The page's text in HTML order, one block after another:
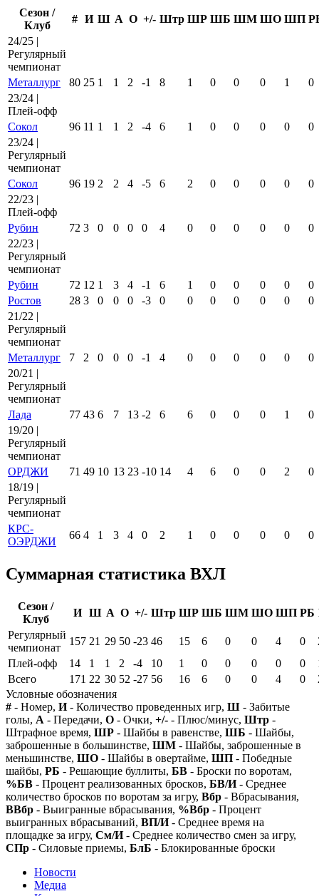
Сезон /
Клуб
# И Ш А О +/- Штр ШР ШБ ШМ ШО ШП
24/25 |
Регулярный
чемпионат
Металлург
80 25 1 1 2 -1 8 1 0 0 0 1
0
23/24 |
Плей-офф
Сокол
96 11 1 1 2 -4 6 1 0 0 0 0
0
23/24 |
Регулярный
чемпионат
Сокол
96 19 2 2 4 -5 6 2 0 0 0 0
0
22/23 |
Плей-офф
Рубин
72 3 0 0 0 0 4 0 0 0 0 0
0
22/23 |
Регулярный
чемпионат
Рубин
72 12 1 3 4 -1 6 1 0 0 0 0
0
Ростов
28 3 0 0 0 -3 0 0 0 0 0 0
0
21/22 |
Регулярный
чемпионат
Металлург
7 2 0 0 0 -1 4 0 0 0 0 0
0
20/21 |
Регулярный
чемпионат
Лада
77 43 6 7 13 -2 6 6 0 0 0 1
0
19/20 |
Регулярный
чемпионат
ОРДЖИ
71 49 10 13 23 -10 14 4 6 0 0 2
0
18/19 |
Регулярный
чемпионат
КРС-
ОЭРДЖИ
66 4 1 3 4 0 2 1 0 0 0 0 0
Суммарная статистика ВХЛ
Сезон /
Клуб
И Ш А О +/- Штр ШР ШБ ШМ ШО ШП РБ
Регулярный
чемпионат
157 21 29 50 -23 46 15 6 0 0 4 0
Плей-офф
14 1 1 2 -4 10 1 0 0 0 0 0
Всего
171 22 30 52 -27 56 16 6 0 0 4 0
Условные обозначения
# - Номер, И- Количество проведенных игр, Ш - Забитые
голы, А - Передачи, О - Очки, +/- - Плюс/минус, Штр -
Штрафное время, ШР - Шайбы в равенстве, ШБ - Шайбы,
заброшенные в большинстве, ШМ - Шайбы, заброшенные в
меньшинстве, ШО - Шайбы в овертайме, ШП - Победные
шайбы, РБ - Решающие буллиты, БВ - Броски по воротам,
%БВ - Процент реализованных бросков, БВ/И- Среднее
количество бросков по воротам за игру, Вбр - Вбрасывания,
ВВбр - Выигранные вбрасывания, %Вбр - Процент
выигранных вбрасываний, ВП/И- Среднее время на
площадке за игру, См/И- Среднее количество смен за игру,
СПр - Силовые приемы, БлБ - Блокированные броски
Новости
Медиа